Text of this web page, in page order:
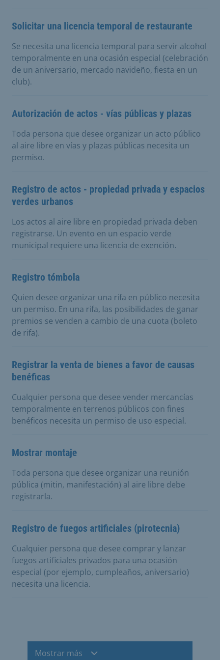
Solicitar una licencia temporal de restaurante
Se necesita una licencia temporal para servir alcohol
temporalmente en una ocasión especial (celebración
de un aniversario, mercado navideño, fiesta en un
club).
Autorización de actos - vías públicas y plazas
Toda persona que desee organizar un acto público
al aire libre en vías y plazas públicas necesita un
permiso.
Registro de actos - propiedad privada y espacios
verdes urbanos
Los actos al aire libre en propiedad privada deben
registrarse. Un evento en un espacio verde
municipal requiere una licencia de exención.
Registro tómbola
Quien desee organizar una rifa en público necesita
un permiso. En una rifa, las posibilidades de ganar
premios se venden a cambio de una cuota (boleto
de rifa).
Registrar la venta de bienes a favor de causas
benéficas
Cualquier persona que desee vender mercancías
temporalmente en terrenos públicos con fines
benéficos necesita un permiso de uso especial.
Mostrar montaje
Toda persona que desee organizar una reunión
pública (mitin, manifestación) al aire libre debe
registrarla.
Registro de fuegos artificiales (pirotecnia)
Cualquier persona que desee comprar y lanzar
fuegos artificiales privados para una ocasión
especial (por ejemplo, cumpleaños, aniversario)
necesita una licencia.
Mostrar más